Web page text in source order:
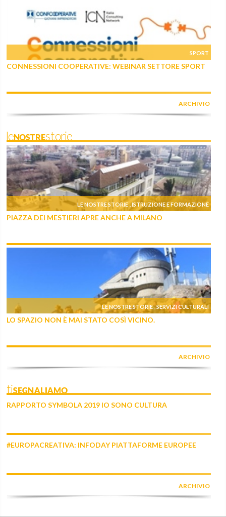
SPORT
CONNESSIONI COOPERATIVE: WEBINAR SETTORE SPORT
ARCHIVIO
leNOSTREstorie
LE NOSTRE STORIE ,ISTRUZIONE E FORMAZIONE
PIAZZA DEI MESTIERI APRE ANCHE A MILANO
LE NOSTRE STORIE ,SERVIZI CULTURALI
LO SPAZIO NON È MAI STATO COSÌ VICINO.
ARCHIVIO
tiSEGNALIAMO
RAPPORTO SYMBOLA 2019 IO SONO CULTURA
#EUROPACREATIVA: INFODAY PIATTAFORME EUROPEE
ARCHIVIO